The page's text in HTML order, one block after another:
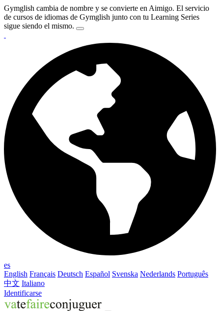
Gymglish cambia de nombre y se convierte en Aimigo. El servicio
de cursos de idiomas de Gymglish junto con tu Learning Series
sigue siendo el mismo.
es
English Français Deutsch Español Svenska Nederlands Português
中文 Italiano
Identificarse